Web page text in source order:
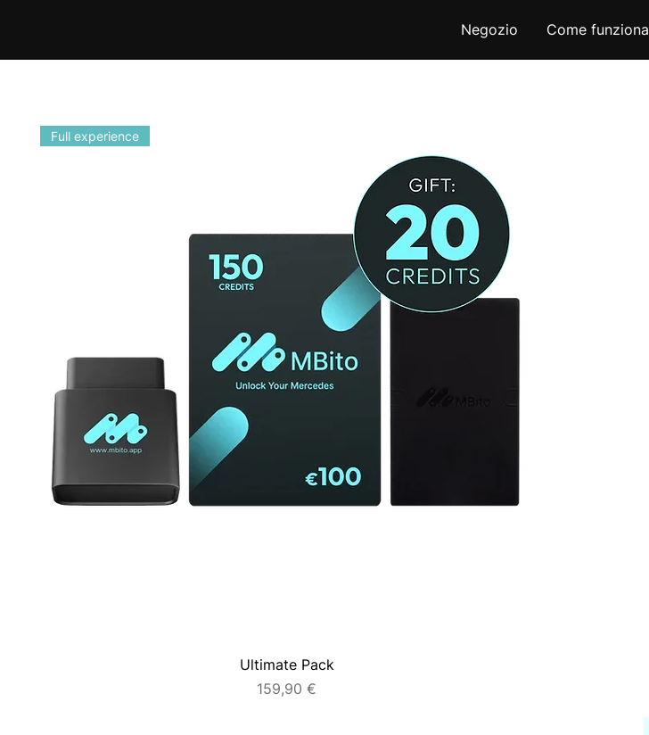
Negozio Come funziona
Full experience
Ultimate Pack
Prezzo
159,90 €